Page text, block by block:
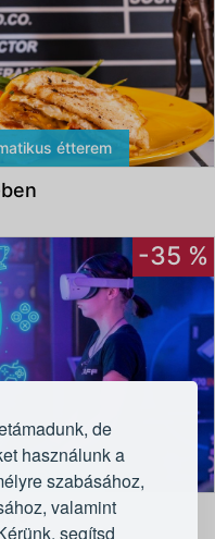
de
használunk a
szabásához,
valamint
segítsd
étterem
-35 %
és látvány